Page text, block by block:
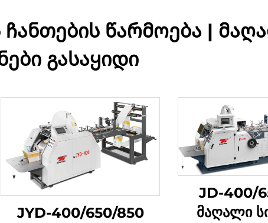
წარმოება |
გასაყიდი
JYD-400/650/850
JD-400/
მაღალი